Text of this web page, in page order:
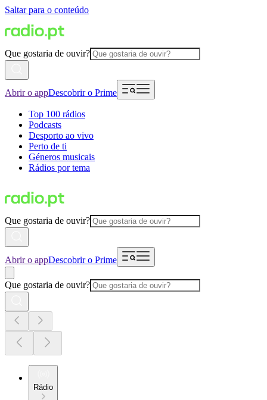
Saltar para o conteúdo
Que gostaria de ouvir?
Abrir o appDescobrir o Prime
Top 100 rádios
Podcasts
Desporto ao vivo
Perto de ti
Géneros musicais
Rádios por tema
Que gostaria de ouvir?
Abrir o appDescobrir o Prime
Que gostaria de ouvir?
Rádio